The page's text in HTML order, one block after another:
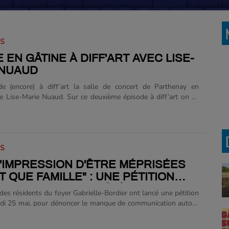
EN GÂTINE À DIFF'ART AVEC LISE-
(encore) à diff’art la salle de concert de Parthenay en
Lise-Marie Nuaud. Sur ce deuxième épisode à diff’art on se
via la rock school ou par la location de studio pour les
trouver un lieu pour......
D'ÊTRE MÉPRISÉES
QUE FAMILLE" : UNE PÉTITION
POUR FAIRE ACCÉLÉRER LA
DU FOYER GABRIELLE-
résidents du foyer Gabrielle-Bordier ont lancé une pétition
25 mai, pour dénoncer le manque de communication autour